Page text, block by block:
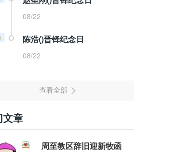
08/22
陈浩()晋铎纪念日
08/22
文章
周至教区辞旧迎新牧函